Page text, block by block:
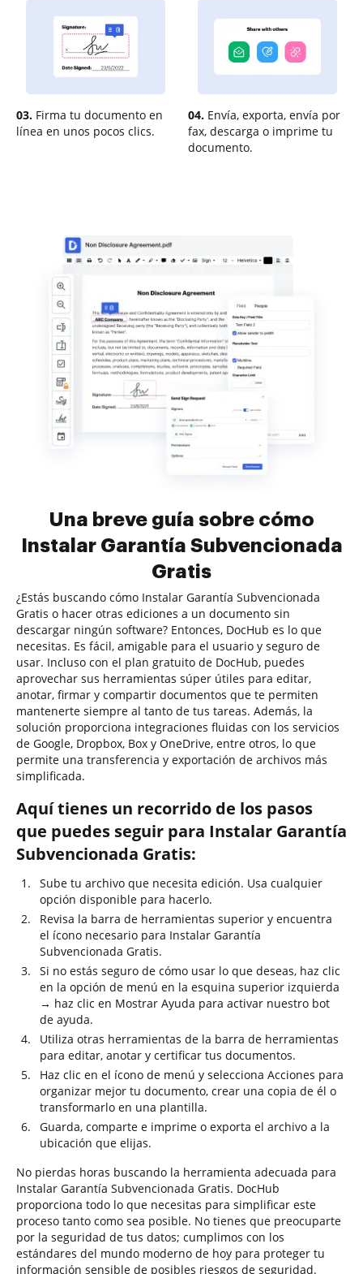
03. Firma tu documento en
línea en unos pocos clics.
04. Envía, exporta, envía por
fax, descarga o imprime tu
documento.
Una breve guía sobre cómo
Instalar Garantía Subvencionada
Gratis
¿Estás buscando cómo Instalar Garantía Subvencionada
Gratis o hacer otras ediciones a un documento sin
descargar ningún software? Entonces, DocHub es lo que
necesitas. Es fácil, amigable para el usuario y seguro de
usar. Incluso con el plan gratuito de DocHub, puedes
aprovechar sus herramientas súper útiles para editar,
anotar, firmar y compartir documentos que te permiten
mantenerte siempre al tanto de tus tareas. Además, la
solución proporciona integraciones fluidas con los servicios
de Google, Dropbox, Box y OneDrive, entre otros, lo que
permite una transferencia y exportación de archivos más
simplificada.
Aquí tienes un recorrido de los pasos
que puedes seguir para Instalar Garantía
Subvencionada Gratis:
Sube tu archivo que necesita edición. Usa cualquier
opción disponible para hacerlo.
Revisa la barra de herramientas superior y encuentra
el ícono necesario para Instalar Garantía
Subvencionada Gratis.
Si no estás seguro de cómo usar lo que deseas, haz clic
en la opción de menú en la esquina superior izquierda
→ haz clic en Mostrar Ayuda para activar nuestro bot
de ayuda.
Utiliza otras herramientas de la barra de herramientas
para editar, anotar y certificar tus documentos.
Haz clic en el ícono de menú y selecciona Acciones para
organizar mejor tu documento, crear una copia de él o
transformarlo en una plantilla.
Guarda, comparte e imprime o exporta el archivo a la
ubicación que elijas.
No pierdas horas buscando la herramienta adecuada para
Instalar Garantía Subvencionada Gratis. DocHub
proporciona todo lo que necesitas para simplificar este
proceso tanto como sea posible. No tienes que preocuparte
por la seguridad de tus datos; cumplimos con los
estándares del mundo moderno de hoy para proteger tu
información sensible de posibles riesgos de seguridad.